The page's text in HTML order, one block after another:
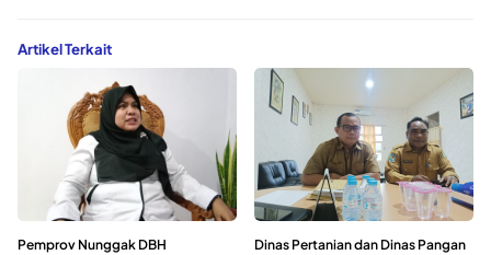
Artikel Terkait
Pemprov Nunggak DBH
Dinas Pertanian dan Dinas Pangan